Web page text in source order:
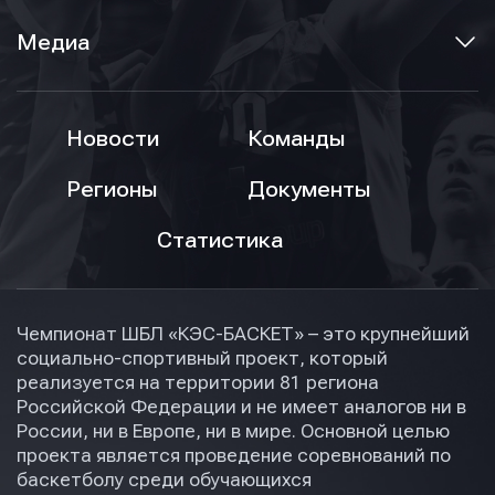
Медиа
Новости
Команды
Регионы
Документы
Статистика
Чемпионат ШБЛ «КЭС-БАСКЕТ» – это крупнейший
социально-спортивный проект, который
реализуется на территории 81 региона
Российской Федерации и не имеет аналогов ни в
России, ни в Европе, ни в мире. Основной целью
проекта является проведение соревнований по
баскетболу среди обучающихся